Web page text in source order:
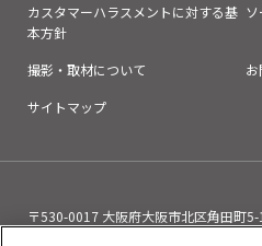
カスタマーハラスメントに対する基
本方針
撮影・取材について
お
サイトマップ
〒530-0017 大阪府大阪市北区角田町5-